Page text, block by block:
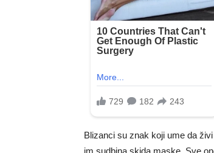
Blizanci su znak koji ume da